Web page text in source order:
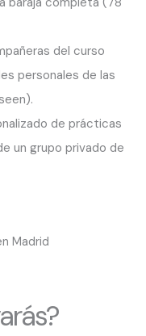
del curso
personales de las
de prácticas
un grupo privado de